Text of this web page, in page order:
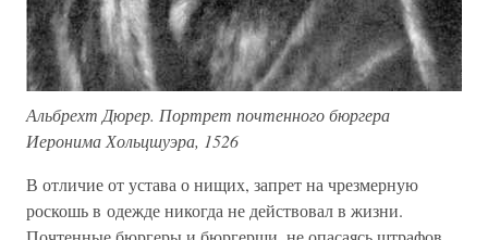
Альбрехт Дюрер. Портрет почтенного бюргера
Иеронима Хольцшуэра, 1526
В отличие от устава о нищих, запрет на чрезмерную
роскошь в одежде никогда не действовал в жизни.